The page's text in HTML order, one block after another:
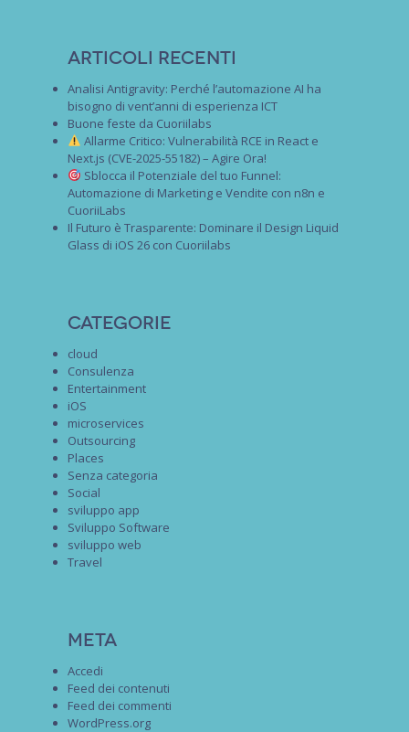
Articoli recenti
Analisi Antigravity: Perché l’automazione AI ha
bisogno di vent’anni di esperienza ICT
Buone feste da Cuoriilabs
Allarme Critico: Vulnerabilità RCE in React e
Next.js (CVE-2025-55182) – Agire Ora!
Sblocca il Potenziale del tuo Funnel:
Automazione di Marketing e Vendite con n8n e
CuoriiLabs
Il Futuro è Trasparente: Dominare il Design Liquid
Glass di iOS 26 con Cuoriilabs
Categorie
cloud
Consulenza
Entertainment
iOS
microservices
Outsourcing
Places
Senza categoria
Social
sviluppo app
Sviluppo Software
sviluppo web
Travel
Meta
Accedi
Feed dei contenuti
Feed dei commenti
WordPress.org